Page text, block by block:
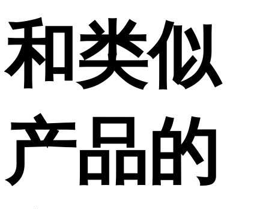
和类似
产品的